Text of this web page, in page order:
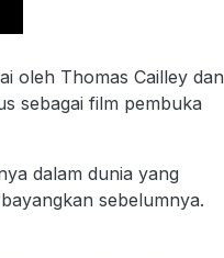
oleh Thomas Cailley dan
sebagai film pembuka
dalam dunia yang
sebelumnya.